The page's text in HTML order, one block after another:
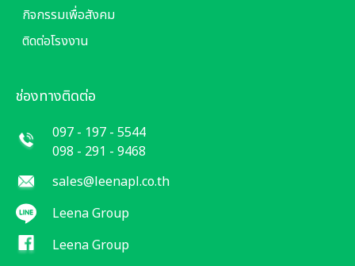
กิจกรรมเพื่อสังคม
ติดต่อโรงงาน
ช่องทางติดต่อ
097 - 197 - 5544
098 - 291 - 9468
sales@leenapl.co.th
Leena Group
Leena Group